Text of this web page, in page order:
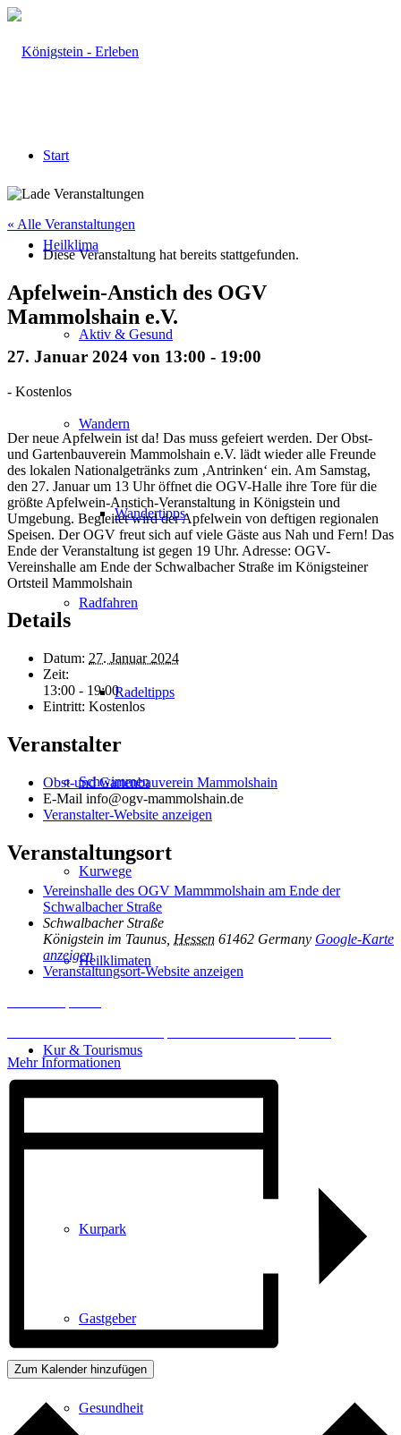
Start
Heilklima
Aktiv & Gesund
Wandern
Wandertipps
Radfahren
Radeltipps
Schwimmen
Kurwege
Heilklimaten
Kur & Tourismus
Kurpark
Gastgeber
Gesundheit
« Alle Veranstaltungen
Diese Veranstaltung hat bereits stattgefunden.
Apfelwein-Anstich des OGV
Mammolshain e.V.
27. Januar 2024 von 13:00 - 19:00
- Kostenlos
Der neue Apfelwein ist da! Das muss gefeiert werden. Der Obst-
und Gartenbauverein Mammolshain e.V. lädt wieder alle Freunde
des lokalen Nationalgetränks zum ‚Antrinken‘ ein. Am Samstag,
den 27. Januar um 13 Uhr öffnet die OGV-Halle ihre Tore für die
größte Apfelwein-Anstich-Veranstaltung in Königstein und
Umgebung. Begleitet wird der Apfelwein von deftigen regionalen
Speisen. Der OGV freut sich auf viele Gäste aus Nah und Fern! Das
Ende der Veranstaltung ist gegen 19 Uhr. Adresse: OGV-
Vereinshalle am Ende der Schwalbacher Straße im Königsteiner
Ortsteil Mammolshain
Details
Datum: 27. Januar 2024
Zeit:
13:00 - 19:00
Eintritt: Kostenlos
Veranstalter
Obst-und Gartenbauverein Mammolshain
E-Mail info@ogv-mammolshain.de
Veranstalter-Website anzeigen
Veranstaltungsort
Vereinshalle des OGV Mammmolshain am Ende der
Schwalbacher Straße
Schwalbacher Straße
Königstein im Taunus Hessen 61462 Germany Google-Karte
anzeigen
Veranstaltungsort-Website anzeigen
Mehr Informationen
Zum Kalender hinzufügen